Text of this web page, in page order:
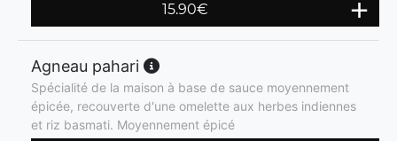
15.90€
Agneau pahari
Spécialité de la maison à base de sauce moyennement
épicée, recouverte d'une omelette aux herbes indiennes
et riz basmati. Moyennement épicé